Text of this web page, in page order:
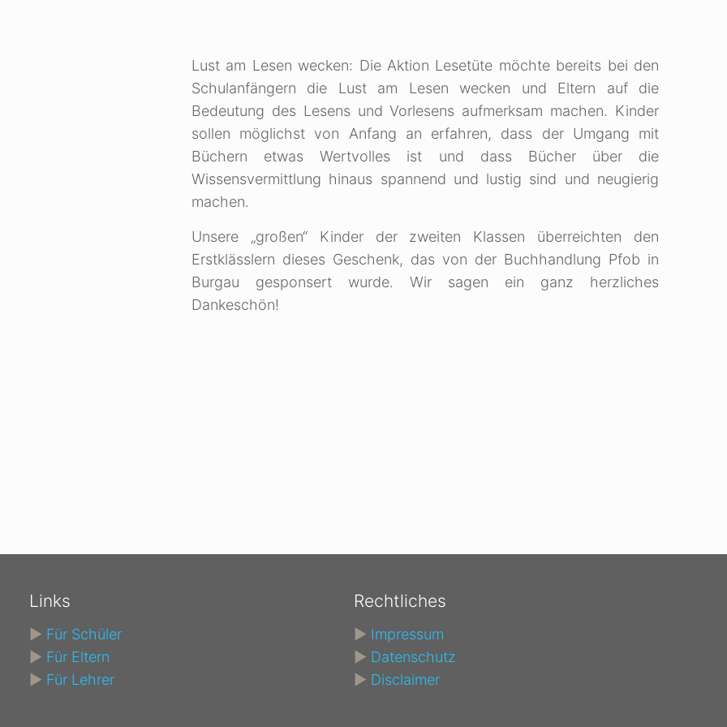
Lust am Lesen wecken: Die Aktion Lesetüte möchte bereits bei den
Schulanfängern die Lust am Lesen wecken und Eltern auf die
Bedeutung des Lesens und Vorlesens aufmerksam machen. Kinder
sollen möglichst von Anfang an erfahren, dass der Umgang mit
Büchern etwas Wertvolles ist und dass Bücher über die
Wissensvermittlung hinaus spannend und lustig sind und neugierig
machen.
Unsere „großen“ Kinder der zweiten Klassen überreichten den
Erstklässlern dieses Geschenk, das von der Buchhandlung Pfob in
Burgau gesponsert wurde. Wir sagen ein ganz herzliches
Dankeschön!
Links
► Für Schüler
► Für Eltern
► Für Lehrer
Rechtliches
► Impressum
► Datenschutz
► Disclaimer